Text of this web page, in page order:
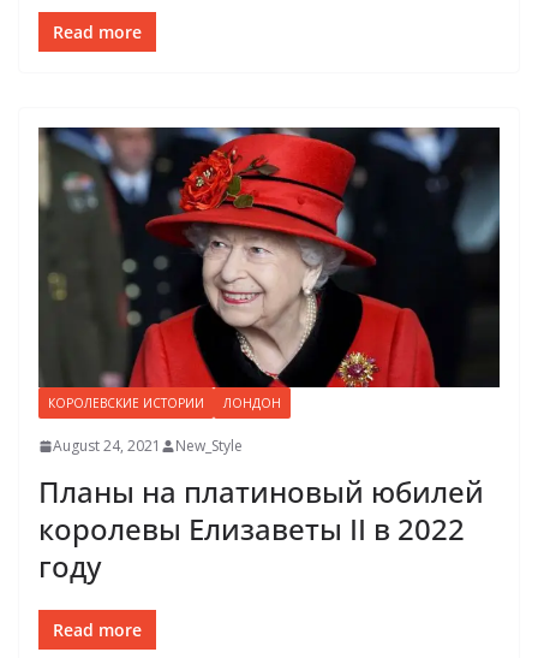
Read more
КОРОЛЕВСКИЕ ИСТОРИИ ЛОНДОН
August 24, 2021 New_Style
Планы на платиновый юбилей
королевы Елизаветы II в 2022
году
Read more